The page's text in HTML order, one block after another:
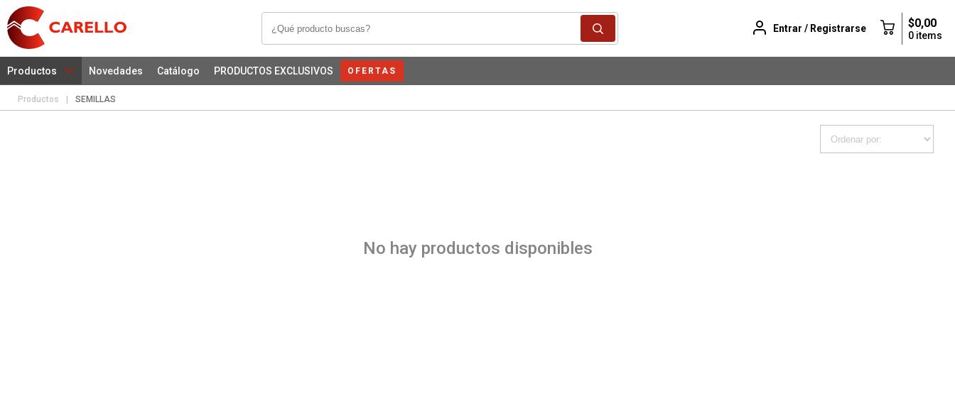
Entrar / Registrarse $0,00
0 items
Productos Novedades Catálogo PRODUCTOS EXCLUSIVOS OFERTAS
Productos SEMILLAS
No hay productos disponibles